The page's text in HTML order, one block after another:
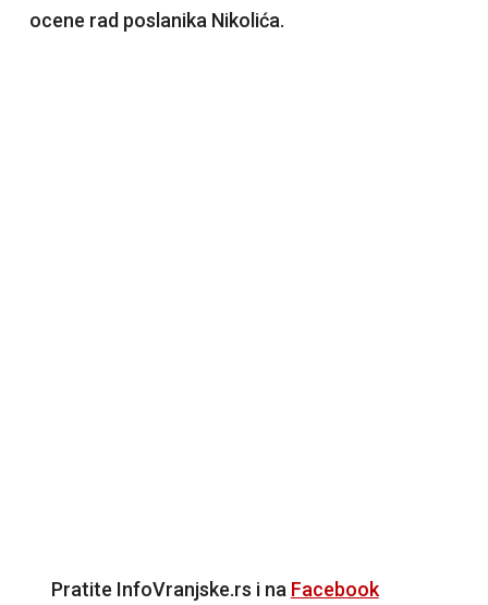
ocene rad poslanika Nikolića.
Pratite InfoVranjske.rs i na Facebook